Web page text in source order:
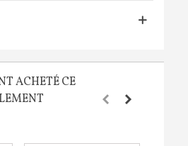
ACHETÉ CE